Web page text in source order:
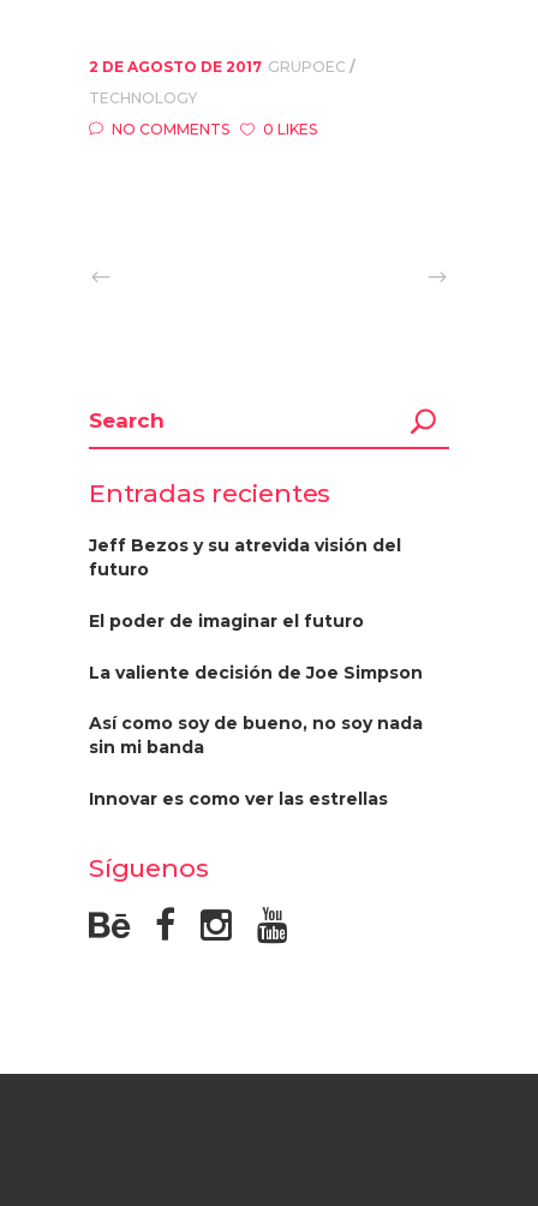
2 DE AGOSTO DE 2017 GRUPOEC
TECHNOLOGY
NO COMMENTS
0 LIKES
Entradas recientes
Jeff Bezos y su atrevida visión del
futuro
El poder de imaginar el futuro
La valiente decisión de Joe Simpson
Así como soy de bueno, no soy nada
sin mi banda
Innovar es como ver las estrellas
Síguenos